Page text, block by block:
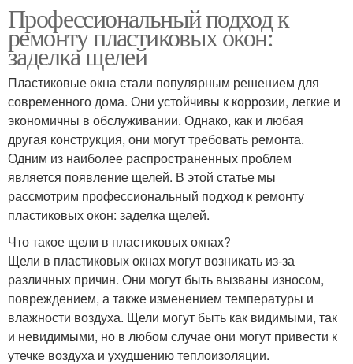
Профессиональный подход к
ремонту пластиковых окон:
заделка щелей
Пластиковые окна стали популярным решением для
современного дома. Они устойчивы к коррозии, легкие и
экономичны в обслуживании. Однако, как и любая
другая конструкция, они могут требовать ремонта.
Одним из наиболее распространенных проблем
является появление щелей. В этой статье мы
рассмотрим профессиональный подход к ремонту
пластиковых окон: заделка щелей.
Что такое щели в пластиковых окнах?
Щели в пластиковых окнах могут возникать из-за
различных причин. Они могут быть вызваны износом,
повреждением, а также изменением температуры и
влажности воздуха. Щели могут быть как видимыми, так
и невидимыми, но в любом случае они могут привести к
утечке воздуха и ухудшению теплоизоляции.